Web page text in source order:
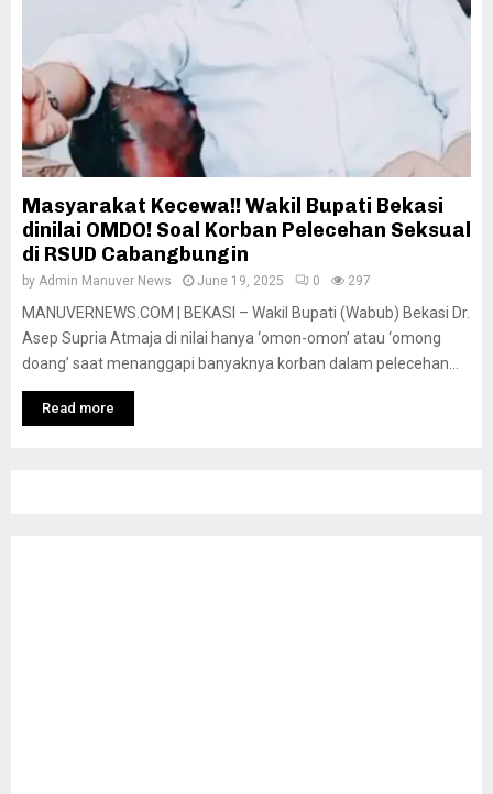
Masyarakat Kecewa!! Wakil Bupati Bekasi
dinilai OMDO! Soal Korban Pelecehan Seksual
di RSUD Cabangbungin
by Admin Manuver News June 19, 2025 0 297
MANUVERNEWS.COM | BEKASI – Wakil Bupati (Wabub) Bekasi Dr.
Asep Supria Atmaja di nilai hanya ‘omon-omon’ atau ‘omong
doang’ saat menanggapi banyaknya korban dalam pelecehan...
Read more